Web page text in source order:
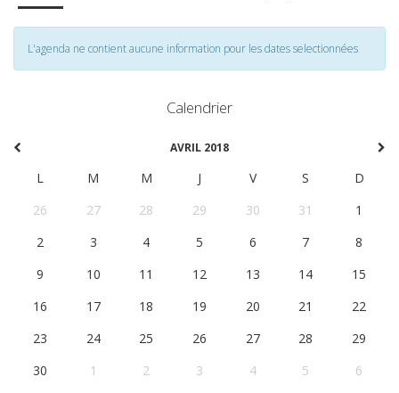
L'agenda ne contient aucune information pour les dates selectionnées
Calendrier
AVRIL 2018
L M M J V S
D
26
27 28 29 30 31
1
2
3 4 5 6 7
8
9
10 11 12 13 14
15
16
17 18 19 20 21
22
23
24 25 26 27 28
29
30
1 2 3 4 5 6